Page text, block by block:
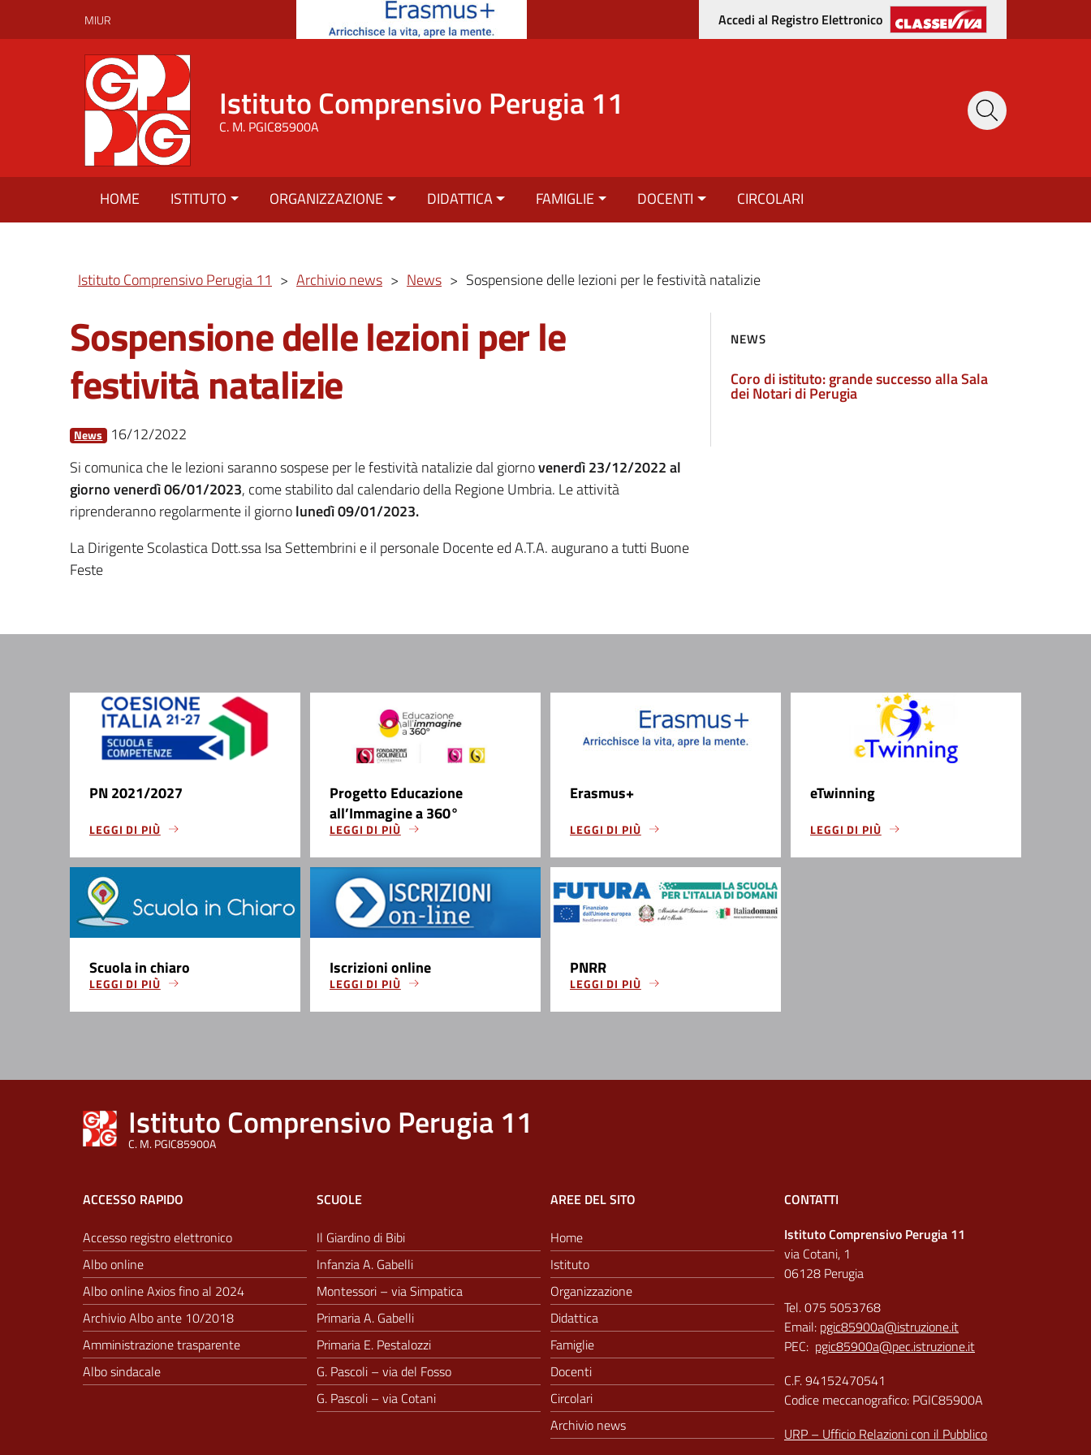
MIUR Accedi al Registro Elettronico
Istituto Comprensivo Perugia 11
C. M. PGIC85900A
HOME ISTITUTO ORGANIZZAZIONE DIDATTICA FAMIGLIE DOCENTI CIRCOLARI
Istituto Comprensivo Perugia 11 > Archivio news > News > Sospensione delle lezioni per le festività natalizie
Sospensione delle lezioni per le
festività natalizie
News
16/12/2022
Si comunica che le lezioni saranno sospese per le festività natalizie dal giornovenerdì 23/12/2022 al
giorno venerdì 06/01/2023, come stabilito dal calendario della Regione Umbria. Le attività
riprenderanno regolarmente il giornolunedì 09/01/2023.
La Dirigente Scolastica Dott.ssa Isa Settembrini e il personale Docente ed A.T.A. augurano a tutti Buone
Feste
NEWS
Coro di istituto: grande successo alla Sala
dei Notari di Perugia
PN 2021/2027
LEGGI DI PIÙ
Progetto Educazione
all’Immagine a 360°
LEGGI DI PIÙ
Erasmus+
LEGGI DI PIÙ
eTwinning
LEGGI DI PIÙ
Scuola in chiaro
LEGGI DI PIÙ
Iscrizioni online
LEGGI DI PIÙ
PNRR
LEGGI DI PIÙ
Istituto Comprensivo Perugia 11
C. M. PGIC85900A
ACCESSO RAPIDO
Accesso registro elettronico
Albo online
Albo online Axios fino al 2024
Archivio Albo ante 10/2018
Amministrazione trasparente
Albo sindacale
SCUOLE
Il Giardino di Bibi
Infanzia A. Gabelli
Montessori – via Simpatica
Primaria A. Gabelli
Primaria E. Pestalozzi
G. Pascoli – via del Fosso
G. Pascoli – via Cotani
AREE DEL SITO
Home
Istituto
Organizzazione
Didattica
Famiglie
Docenti
Circolari
Archivio news
CONTATTI
Istituto Comprensivo Perugia 11
via Cotani, 1
06128 Perugia
Tel. 075 5053768
Email: pgic85900a@istruzione.it
PEC: pgic85900a@pec.istruzione.it
C.F. 94152470541
Codice meccanografico: PGIC85900A
URP – Ufficio Relazioni con il Pubblico